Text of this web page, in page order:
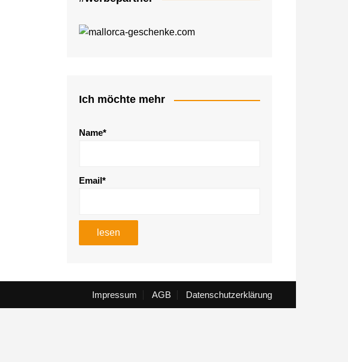
Ich möchte mehr
Name*
Email*
Impressum AGB Datenschutzerklärung